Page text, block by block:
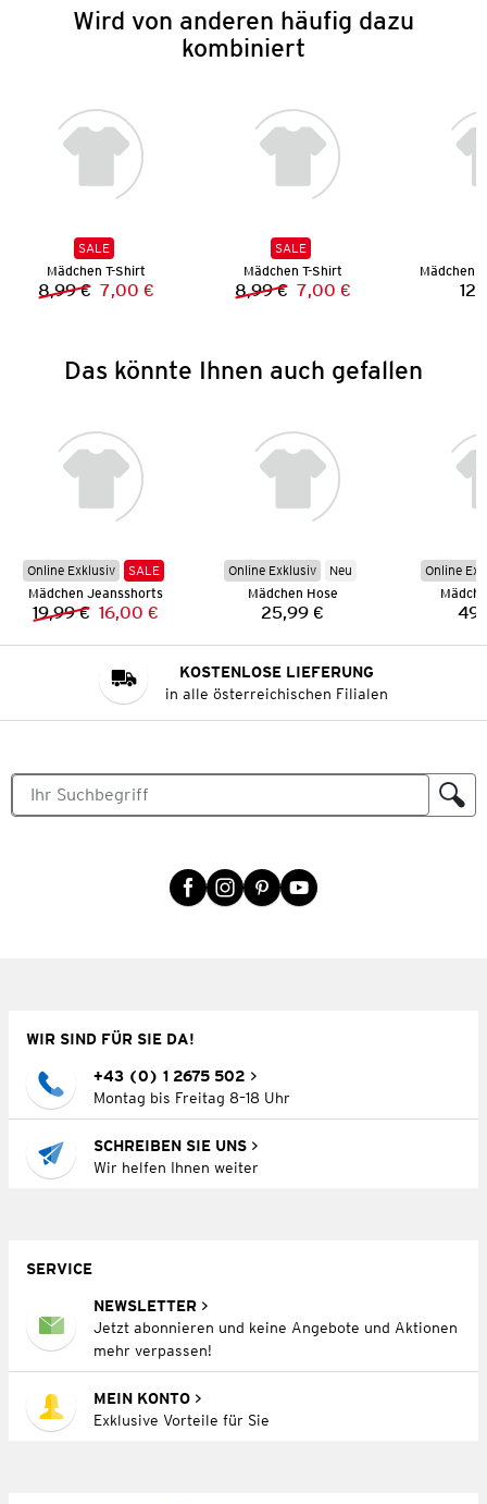
Wird von anderen häufig dazu
kombiniert
SALE
Mädchen T-Shirt
Vorheriger Preis:
8,99 € Neuer Preis:
7,00 €
SALE
Mädchen T-Shirt
Vorheriger Preis:
8,99 € Neuer Preis:
7,00 €
Mädchen
Das könnte Ihnen auch gefallen
Online Exklusiv
SALE
Mädchen Jeansshorts
Vorheriger Preis:
19,99 € Neuer Preis:
16,00 €
Online Exklusiv
Neu
Mädchen Hose
Preis:
25,99 €
Online
KOSTENLOSE LIEFERUNG
in alle österreichischen Filialen
WIR SIND FÜR SIE DA!
+43 (0) 1 2675 502
Montag bis Freitag 8–18 Uhr
SCHREIBEN SIE UNS
Wir helfen Ihnen weiter
SERVICE
NEWSLETTER
Jetzt abonnieren und keine Angebote und Aktionen
mehr verpassen!
MEIN KONTO
Exklusive Vorteile für Sie